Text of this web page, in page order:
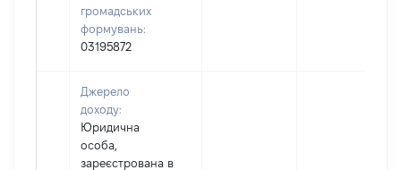
громадських
формувань:
03195872
Джерело
доходу:
Юридична
особа,
зареєстрована в